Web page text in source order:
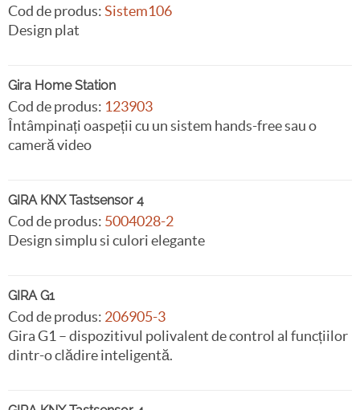
Cod de produs:Sistem106
Design plat
Gira Home Station
Cod de produs: 123903
Întâmpinați oaspeții cu un sistem hands-free sau o
cameră video
GIRA KNX Tastsensor 4
Cod de produs: 5004028-2
Design simplu si culori elegante
GIRA G1
Cod de produs: 206905-3
Gira G1 – dispozitivul polivalent de control al funcțiilor
dintr-o clădire inteligentă.